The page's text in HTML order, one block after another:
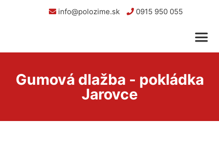
info@polozime.sk 0915 950 055
Gumová dlažba - pokládka
Jarovce